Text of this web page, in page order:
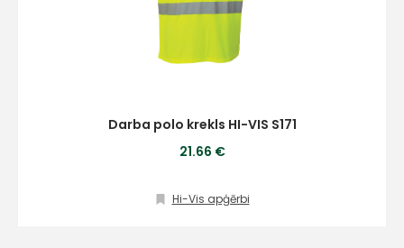
Darba polo krekls HI-VIS S171
21.66 €
Hi-Vis apģērbi